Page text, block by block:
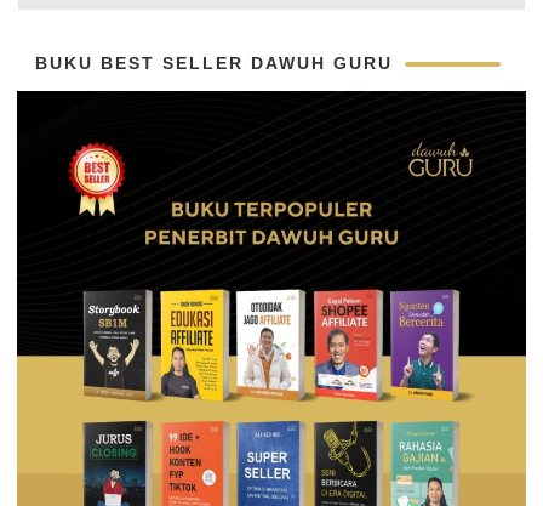
BUKU BEST SELLER DAWUH GURU